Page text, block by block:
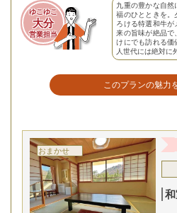
ゆこゆこ
大分
営業担当
九重の豊かな自
福のひとときを。
ろける特選和牛
来の旨味が絶品で
けにでも訪れる価
人世代には絶対に
このプランの魅力
口の中でトロケル
おまかせ